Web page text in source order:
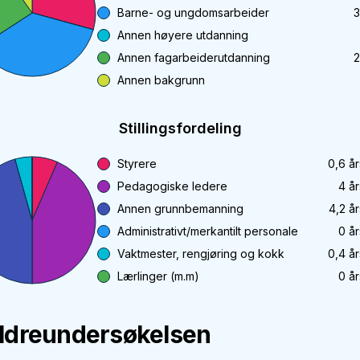
Barne- og ungdomsarbeider
Annen høyere utdanning
Annen fagarbeiderutdanning
Annen bakgrunn
Stillingsfordeling
Styrere 0,6
Pedagogiske ledere
4
Annen grunnbemanning
4,2
Administrativt/merkantilt personale
0
Vaktmester, rengjøring og kokk
0,4
Lærlinger (m.m)
0